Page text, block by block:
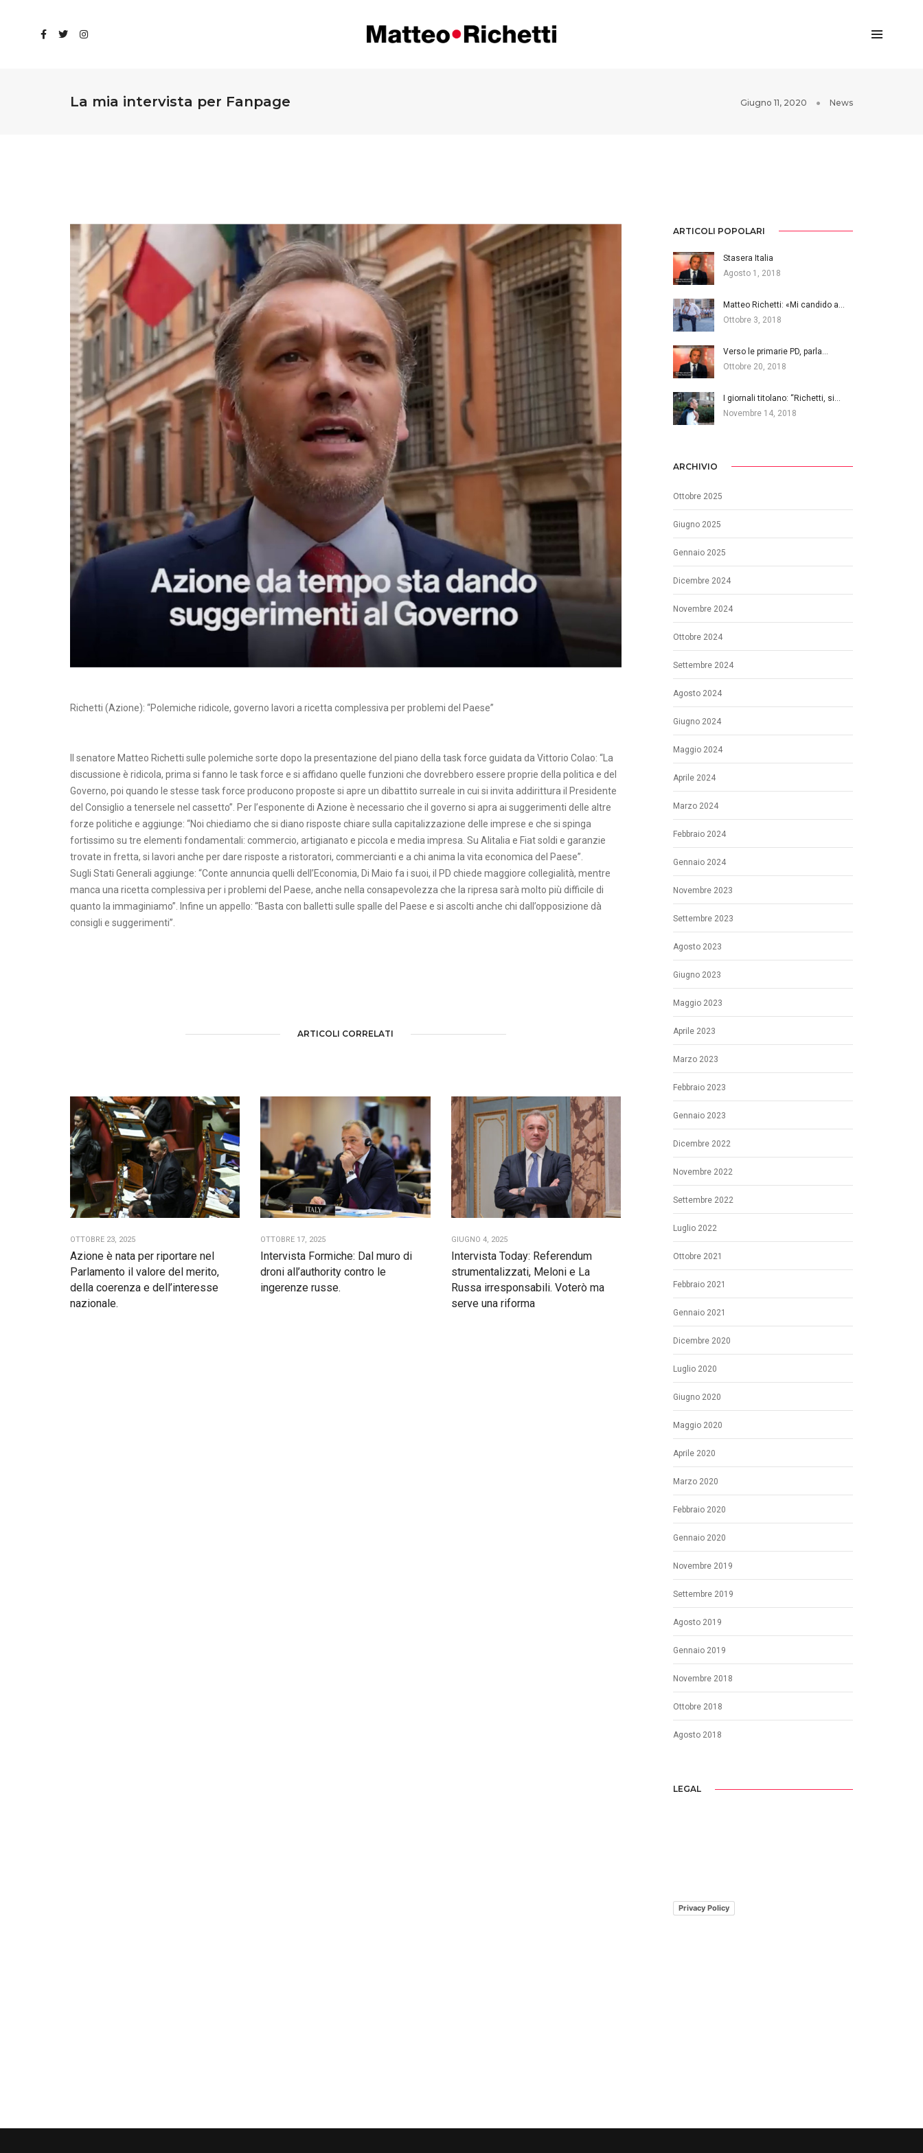
La mia intervista per Fanpage Giugno 11, 2020 News
Richetti (Azione): “Polemiche ridicole, governo lavori a ricetta complessiva per problemi del Paese”
Il senatore Matteo Richetti sulle polemiche sorte dopo la presentazione del piano della task force guidata da Vittorio Colao: “La
discussione è ridicola, prima si fanno le task force e si affidano quelle funzioni che dovrebbero essere proprie della politica e del
Governo, poi quando le stesse task force producono proposte si apre un dibattito surreale in cui si invita addirittura il Presidente
del Consiglio a tenersele nel cassetto”. Per l’esponente di Azione è necessario che il governo si apra ai suggerimenti delle altre
forze politiche e aggiunge: “Noi chiediamo che si diano risposte chiare sulla capitalizzazione delle imprese e che si spinga
fortissimo su tre elementi fondamentali: commercio, artigianato e piccola e media impresa. Su Alitalia e Fiat soldi e garanzie
trovate in fretta, si lavori anche per dare risposte a ristoratori, commercianti e a chi anima la vita economica del Paese”.
Sugli Stati Generali aggiunge: “Conte annuncia quelli dell’Economia, Di Maio fa i suoi, il PD chiede maggiore collegialità, mentre
manca una ricetta complessiva per i problemi del Paese, anche nella consapevolezza che la ripresa sarà molto più difficile di
quanto la immaginiamo”. Infine un appello: “Basta con balletti sulle spalle del Paese e si ascolti anche chi dall’opposizione dà
consigli e suggerimenti”.
ARTICOLI CORRELATI
OTTOBRE 23, 2025
Azione è nata per riportare nel
Parlamento il valore del merito,
della coerenza e dell’interesse
nazionale.
OTTOBRE 17, 2025
Intervista Formiche: Dal muro di
droni all’authority contro le
ingerenze russe.
GIUGNO 4, 2025
Intervista Today: Referendum
strumentalizzati, Meloni e La
Russa irresponsabili. Voterò ma
serve una riforma
ARTICOLI POPOLARI
Stasera Italia
Agosto 1, 2018
Matteo Richetti: «Mi candido a…
Ottobre 3, 2018
Verso le primarie PD, parla…
Ottobre 20, 2018
I giornali titolano: “Richetti, si…
Novembre 14, 2018
ARCHIVIO
Ottobre 2025
Giugno 2025
Gennaio 2025
Dicembre 2024
Novembre 2024
Ottobre 2024
Settembre 2024
Agosto 2024
Giugno 2024
Maggio 2024
Aprile 2024
Marzo 2024
Febbraio 2024
Gennaio 2024
Novembre 2023
Settembre 2023
Agosto 2023
Giugno 2023
Maggio 2023
Aprile 2023
Marzo 2023
Febbraio 2023
Gennaio 2023
Dicembre 2022
Novembre 2022
Settembre 2022
Luglio 2022
Ottobre 2021
Febbraio 2021
Gennaio 2021
Dicembre 2020
Luglio 2020
Giugno 2020
Maggio 2020
Aprile 2020
Marzo 2020
Febbraio 2020
Gennaio 2020
Novembre 2019
Settembre 2019
Agosto 2019
Gennaio 2019
Novembre 2018
Ottobre 2018
Agosto 2018
LEGAL
Privacy Policy